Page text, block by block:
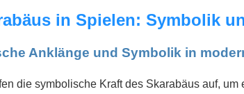
in Spielen: Symbolik
Anklänge und Symbolik in
die symbolische Kraft des Skarabäus auf,